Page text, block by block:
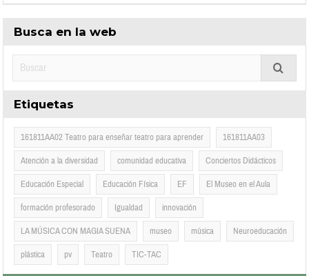
Busca en la web
Etiquetas
161811AA02 Teatro para enseñar teatro para aprender 161811AA03
Atención a la diversidad comunidad educativa Conciertos Didácticos
Educación Especial Educación Física EF El Museo en el Aula
formación profesorado Igualdad innovación
LA MÚSICA CON MAGIA SUENA museo música Neuroeducación
plástica pv Teatro TIC-TAC